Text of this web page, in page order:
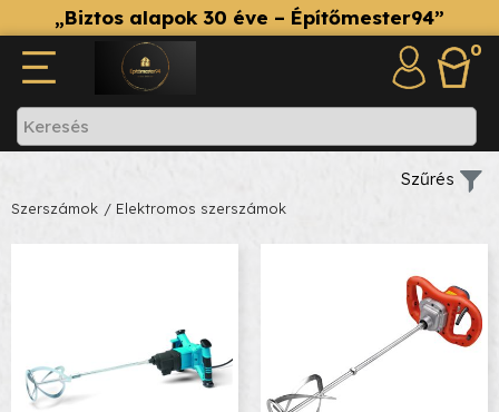
„Biztos alapok 30 éve – Építőmester94”
0
Szerszámok / Elektromos szerszámok
Szűrés